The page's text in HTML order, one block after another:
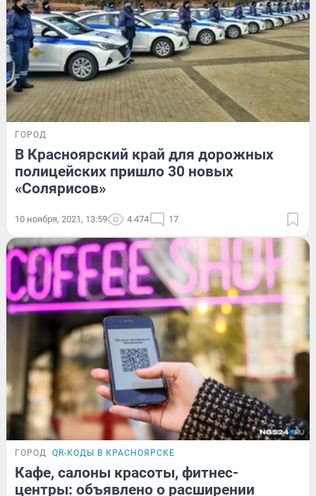
ГОРОД
В Красноярский край для дорожных
полицейских пришло 30 новых
«Солярисов»
10 ноября, 2021, 13:59 4 474 17
ГОРОД QR-КОДЫ В КРАСНОЯРСКЕ
Кафе, салоны красоты, фитнес-
центры: объявлено о расширении